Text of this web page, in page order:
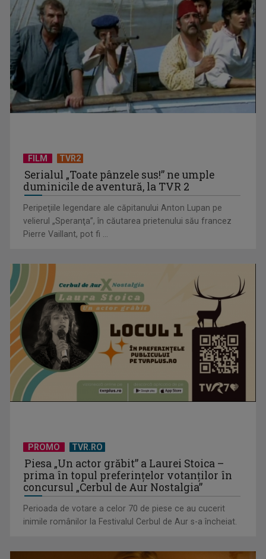
„Brazilia – întoarcerea la pădure”: salvarea vine din
înţelepciunea veche, ...
Tenis internațional la Târgu Mureș! TVR Sport transmite
finalele AXERIA Open ...
Campionatelor ...
FILM TVR2
Serialul „Toate pânzele sus!” ne umple
duminicile de aventură, la TVR 2
Peripeţiile legendare ale căpitanului Anton Lupan pe
velierul „Speranţa”, în căutarea prietenului său francez
Pierre Vaillant, pot fi ...
PROMO TVR.RO
Piesa „Un actor grăbit” a Laurei Stoica –
prima în topul preferinţelor votanţilor în
concursul „Cerbul de Aur Nostalgia”
Perioada de votare a celor 70 de piese ce au cucerit
inimile românilor la Festivalul Cerbul de Aur s-a încheiat.